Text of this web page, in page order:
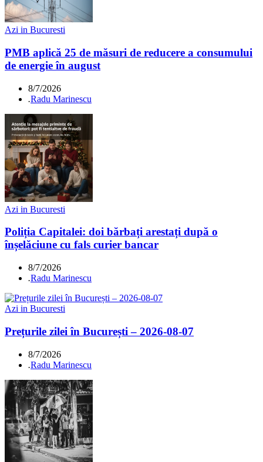
Azi in Bucuresti
PMB aplică 25 de măsuri de reducere a consumului
de energie în august
8/7/2026
.Radu Marinescu
Azi in Bucuresti
Poliția Capitalei: doi bărbați arestați după o
înșelăciune cu fals curier bancar
8/7/2026
.Radu Marinescu
Azi in Bucuresti
Prețurile zilei în București – 2026-08-07
8/7/2026
.Radu Marinescu